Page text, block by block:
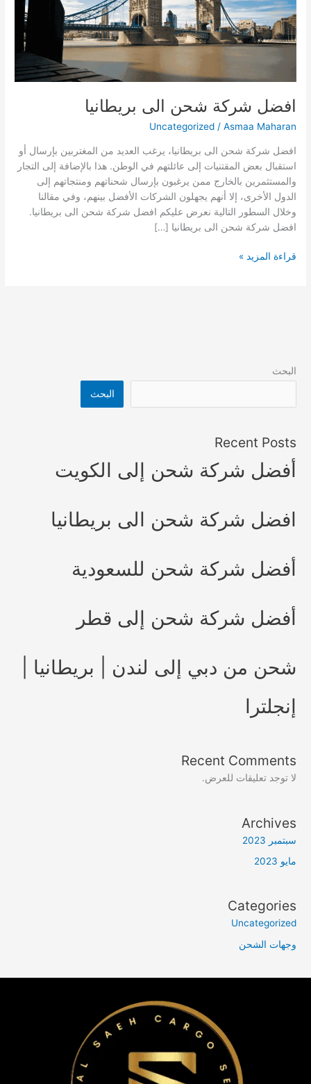
افضل شركة شحن الى بريطانيا
Uncategorized/ Asmaa Maharan
افضل شركة شحن الى بريطانيا، يرغب العديد من المغتربين بإرسال أو
استقبال بعض المقتنيات إلى عائلتهم في الوطن. هذا بالإضافة إلى التجار
والمستثمرين بالخارج ممن يرغبون بإرسال شحناتهم ومنتجاتهم إلى
الدول الأخرى، إلا أنهم يجهلون الشركات الأفضل بينهم، وفي مقالنا
وخلال السطور التالية نعرض عليكم افضل شركة شحن الى بريطانيا.
افضل شركة شحن الى بريطانيا […]
قراءة المزيد »
البحث
البحث
Recent Posts
أفضل شركة شحن إلى الكويت
افضل شركة شحن الى بريطانيا
أفضل شركة شحن للسعودية
أفضل شركة شحن إلى قطر
شحن من دبي إلى لندن | بريطانيا |
إنجلترا
Recent Comments
لا توجد تعليقات للعرض.
Archives
سبتمبر 2023
مايو 2023
Categories
Uncategorized
وجهات الشحن